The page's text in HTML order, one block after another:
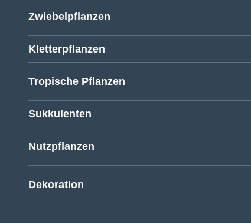
Zwiebelpflanzen
Kletterpflanzen
Tropische Pflanzen
Sukkulenten
Nutzpflanzen
Dekoration